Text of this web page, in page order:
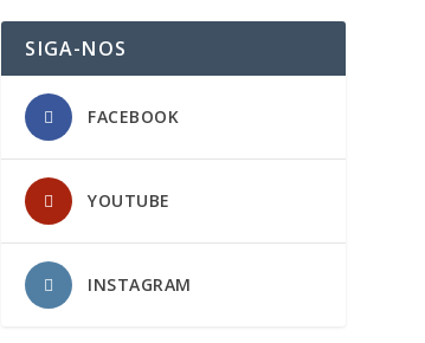
SIGA-NOS
FACEBOOK
YOUTUBE
INSTAGRAM